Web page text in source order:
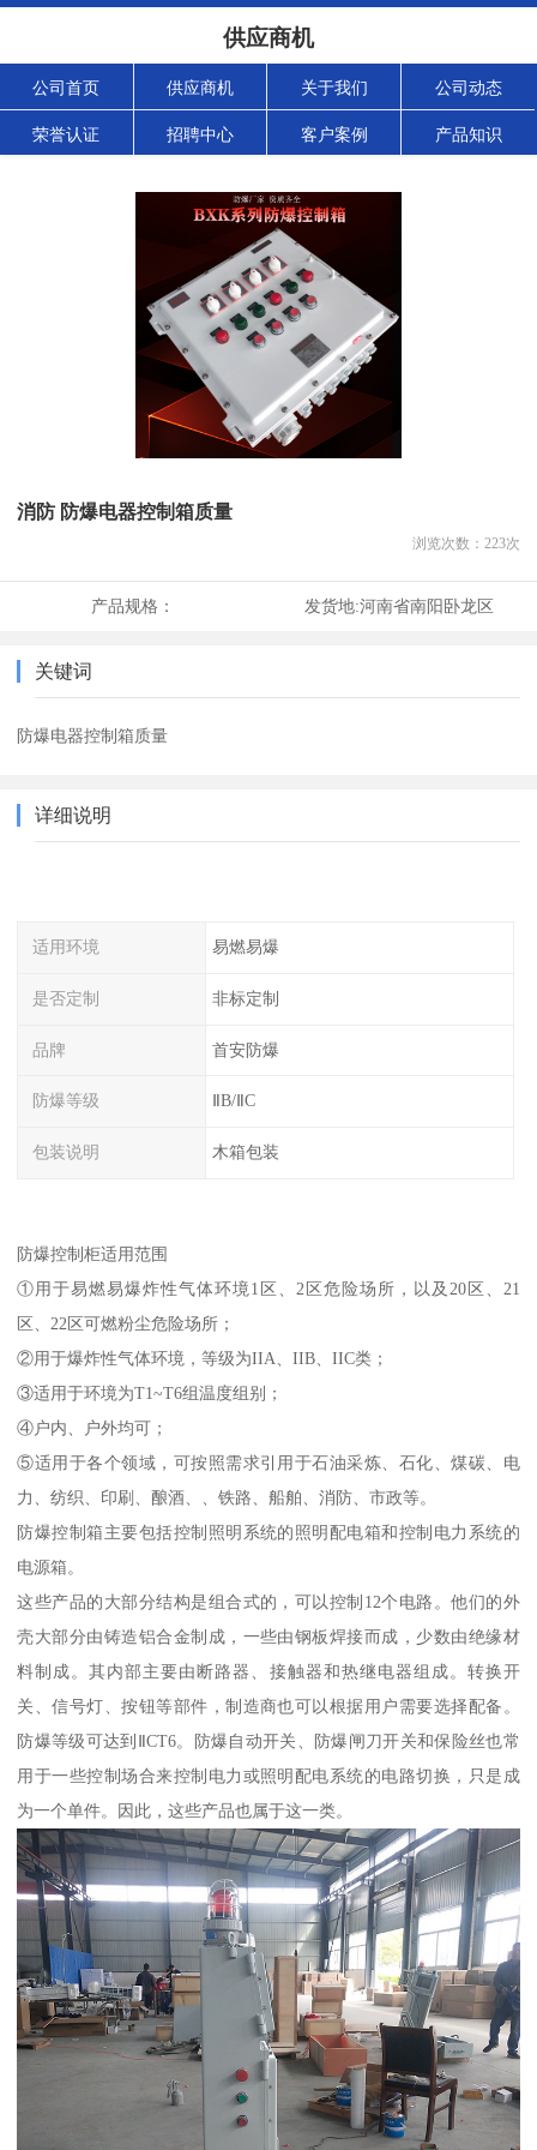
供应商机
公司首页 供应商机 关于我们 公司动态
荣誉认证 招聘中心 客户案例 产品知识
消防 防爆电器控制箱质量
浏览次数： 223次
产品规格： 发货地:河南省南阳卧龙区
关键词
防爆电器控制箱质量
详细说明
适用环境 易燃易爆
是否定制 非标定制
品牌 首安防爆
防爆等级 ⅡB/ⅡC
包装说明 木箱包装
防爆控制柜适用范围
①用于易燃易爆炸性气体环境1区、2区危险场所，以及20区、21
区、22区可燃粉尘危险场所；
②用于爆炸性气体环境，等级为IIA、IIB、IIC类；
③适用于环境为T1~T6组温度组别；
④户内、户外均可；
⑤适用于各个领域，可按照需求引用于石油采炼、石化、煤碳、电
力、纺织、印刷、酿酒、、铁路、船舶、消防、市政等。
防爆控制箱主要包括控制照明系统的照明配电箱和控制电力系统的
电源箱。
这些产品的大部分结构是组合式的，可以控制12个电路。他们的外
壳大部分由铸造铝合金制成，一些由钢板焊接而成，少数由绝缘材
料制成。其内部主要由断路器、接触器和热继电器组成。转换开
关、信号灯、按钮等部件，制造商也可以根据用户需要选择配备。
防爆等级可达到ⅡCT6。防爆自动开关、防爆闸刀开关和保险丝也常
用于一些控制场合来控制电力或照明配电系统的电路切换，只是成
为一个单件。因此，这些产品也属于这一类。